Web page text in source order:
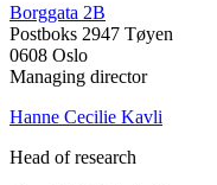
Borggata 2B
Postboks 2947 Tøyen
0608 Oslo
Managing director
Hanne Cecilie Kavli
Head of research